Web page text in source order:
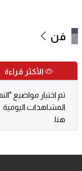
فن
الأكثر قراءة
تم اختيار مواضيع
المشاهدات
هنا.